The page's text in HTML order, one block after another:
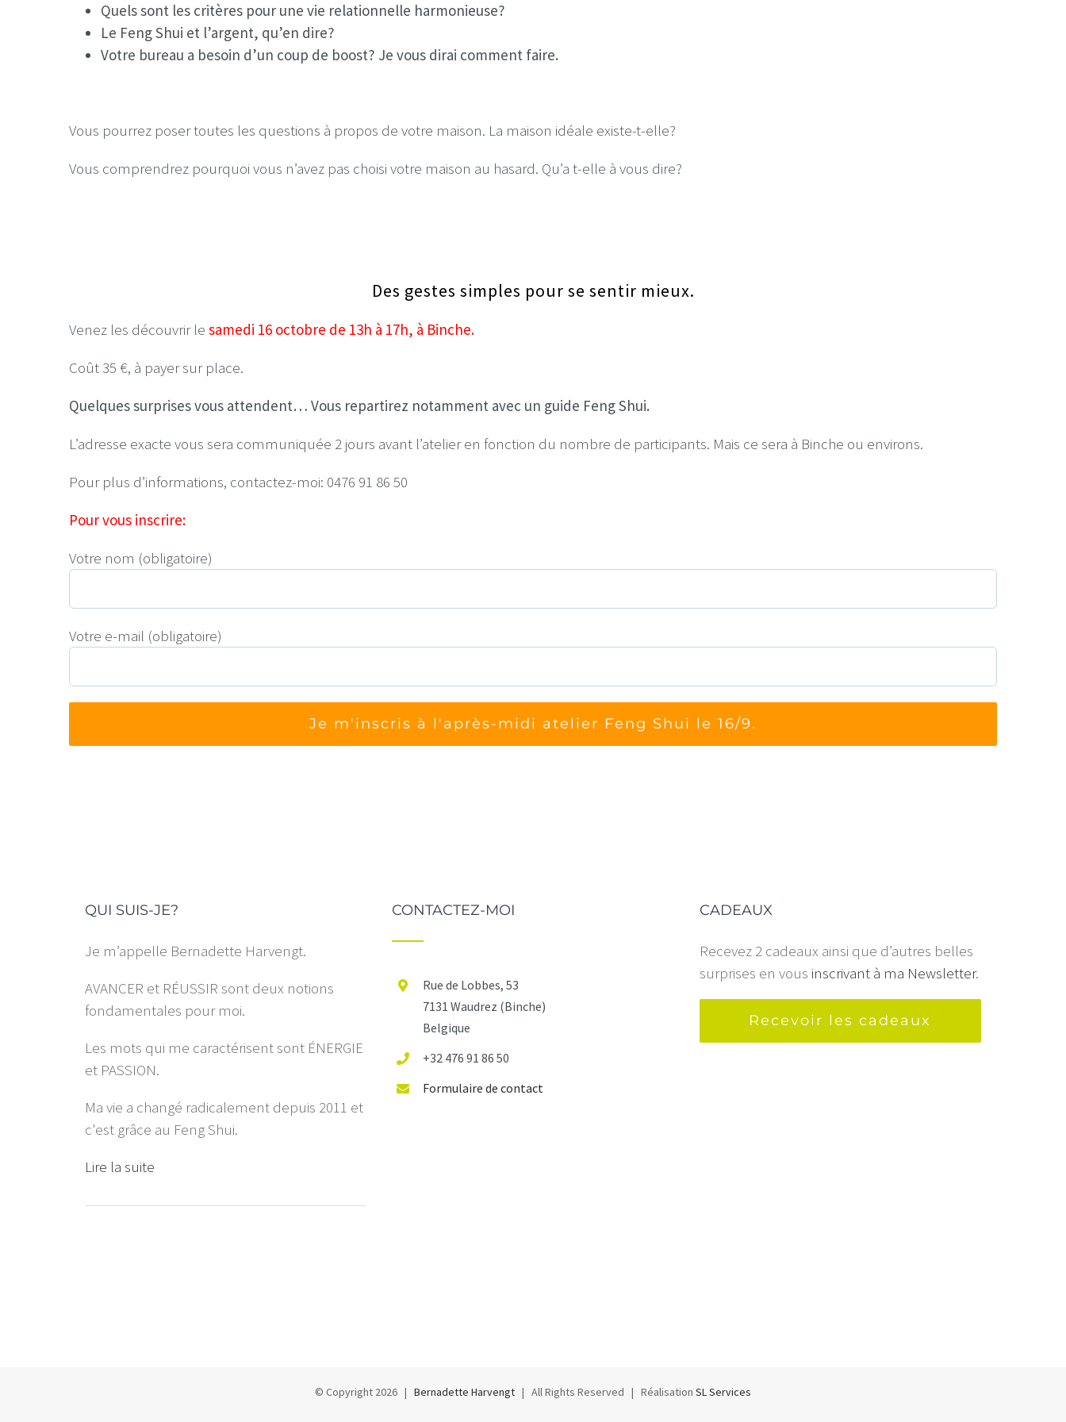
Quels sont les critères pour une vie relationnelle harmonieuse?
Le Feng Shui et l’argent, qu’en dire?
Votre bureau a besoin d’un coup de boost? Je vous dirai comment faire.
Vous pourrez poser toutes les questions à propos de votre maison. La maison idéale existe-t-elle?
Vous comprendrez pourquoi vous n’avez pas choisi votre maison au hasard. Qu’a t-elle à vous dire?
Des gestes simples pour se sentir mieux.
Venez les découvrir le samedi 16 octobre de 13h à 17h, à Binche.
Coût 35 €, à payer sur place.
Quelques surprises vous attendent… Vous repartirez notamment avec un guide Feng Shui.
L’adresse exacte vous sera communiquée 2 jours avant l’atelier en fonction du nombre de participants. Mais ce sera à Binche ou environs.
Pour plus d’informations, contactez-moi: 0476 91 86 50
Pour vous inscrire:
Votre nom (obligatoire)
Votre e-mail (obligatoire)
QUI SUIS-JE?
Je m’appelle Bernadette Harvengt.
AVANCER et RÉUSSIR sont deux notions
fondamentales pour moi.
Les mots qui me caractérisent sont ÉNERGIE
et PASSION.
Ma vie a changé radicalement depuis 2011 et
c'est grâce au Feng Shui.
Lire la suite
CONTACTEZ-MOI
Rue de Lobbes, 53
7131 Waudrez (Binche)
Belgique
+32 476 91 86 50
Formulaire de contact
CADEAUX
Recevez 2 cadeaux ainsi que d’autres belles
surprises en vous inscrivant à ma Newsletter.
Recevoir les cadeaux
© Copyright 2026 | Bernadette Harvengt | All Rights Reserved | Réalisation SL Services